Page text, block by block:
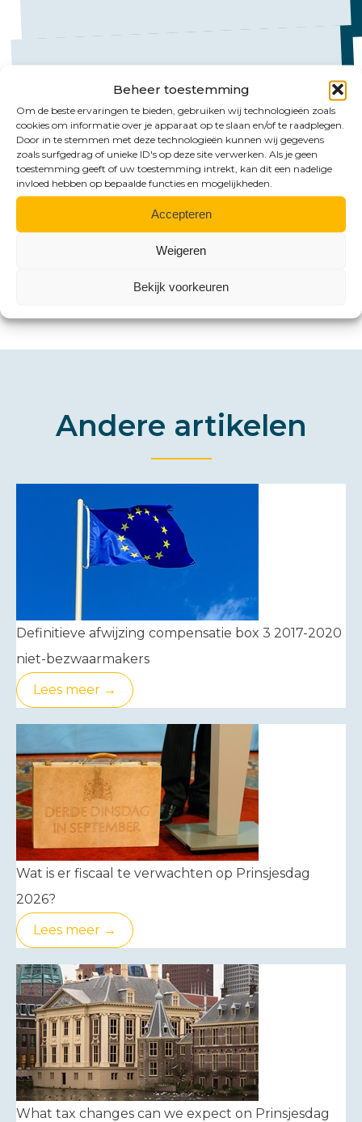
Beheer toestemming
Om de beste ervaringen te bieden, gebruiken wij technologieën zoals
cookies om informatie over je apparaat op te slaan en/of te raadplegen.
Door in te stemmen met deze technologieën kunnen wij gegevens
zoals surfgedrag of unieke ID's op deze site verwerken. Als je geen
toestemming geeft of uw toestemming intrekt, kan dit een nadelige
invloed hebben op bepaalde functies en mogelijkheden.
Accepteren
Weigeren
Bekijk voorkeuren
Mail ons
Emmen:
emmen@hlb-nannen.nl
groningen@hlb-nannen.nl
Andere artikelen
Definitieve afwijzing compensatie box 3 2017-2020
niet-bezwaarmakers
Lees meer →
Wat is er fiscaal te verwachten op Prinsjesdag
2026?
Lees meer →
What tax changes can we expect on Prinsjesdag